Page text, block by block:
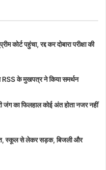
कोर्ट पहुंचा, रद्द कर दोबारा परीक्षा की
RSS के मुखपत्र ने किया समर्थन
जंग का फिलहाल कोई अंत होता नजर नहीं
स्कूल से लेकर सड़क, बिजली और